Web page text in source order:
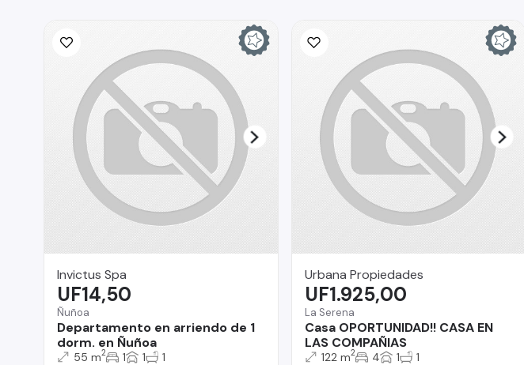
Invictus Spa
Ñuñoa
Departamento en arriendo de 1
dorm. en Ñuñoa
UF14,50
55 m2 1 1 1
Urbana Propiedades
La Serena
Casa OPORTUNIDAD!! CASA EN
LAS COMPAÑIAS
UF1.925,00
122 m2 4 1 1